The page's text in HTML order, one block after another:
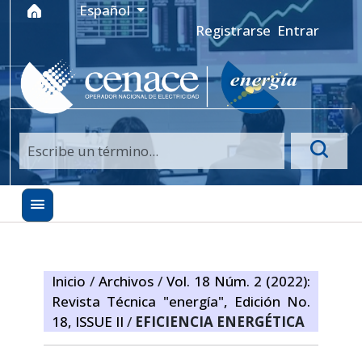
Ir al menú de navegación principal
Ir al contenido principal
Ir al pie de página del sitio
Idioma
Español
Registrarse Entrar
Inicio / Archivos / Vol. 18 Núm. 2 (2022):
Revista Técnica "energía", Edición No.
18, ISSUE II / EFICIENCIA ENERGÉTICA